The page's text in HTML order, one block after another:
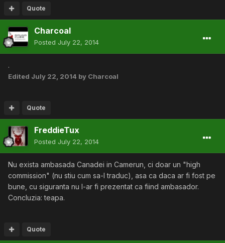
Quote
Charcoal
Posted July 22, 2014
.
Edited July 22, 2014 by Charcoal
Quote
FreddieTux
Posted July 22, 2014
Nu exista ambasada Canadei in Camerun, ci doar un "high
commission" (nu stiu cum sa-l traduc), asa ca daca ar fi fost pe
bune, cu siguranta nu l-ar fi prezentat ca fiind ambasador.
Concluzia: teapa.
Quote